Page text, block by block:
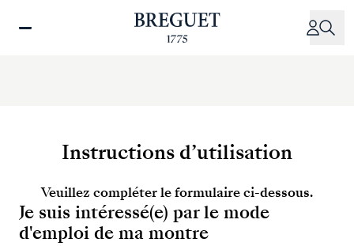
Instructions d’utilisation
Veuillez compléter le formulaire ci-dessous.
Je suis intéressé(e) par le mode
d'emploi de ma montre